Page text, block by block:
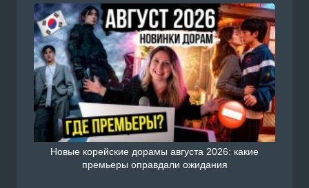
Новые корейские дорамы августа 2026: какие
премьеры оправдали ожидания